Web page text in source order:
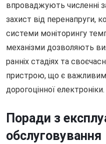
впроваджують численні
захист від перенапруги,
системи моніторингу
механізми дозволяють
ранніх стадіях та
пристрою, що є
дорогоцінної електроніки.
Поради з
обслуговування